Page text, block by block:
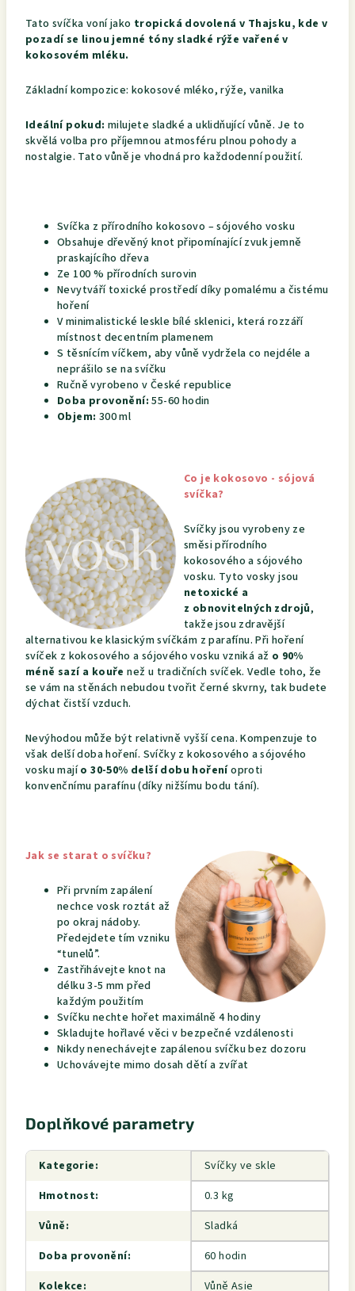
Tato svíčka voní jako tropická dovolená v Thajsku, kde v
pozadí se linou jemné tóny sladké rýže vařené v
kokosovém mléku.
Základní kompozice:kokosové mléko, rýže, vanilka
Ideální pokud: milujete sladké a uklidňující vůně. Je to
skvělá volba pro příjemnou atmosféru plnou pohody a
nostalgie. Tato vůně je vhodná pro každodenní použití.
Svíčka z přírodního kokosovo – sójového vosku
Obsahuje dřevěný knot připomínající zvuk jemně
praskajícího dřeva
Ze 100 % přírodních surovin
Nevytváří toxické prostředí díky pomalému a čistému
hoření
V minimalistické leskle bílé sklenici, která rozzáří
místnost decentním plamenem
S těsnícím víčkem, aby vůně vydržela co nejdéle a
neprášilo se na svíčku
Ručně vyrobeno v České republice
Doba provonění: 55-60 hodin
Objem: 300ml
Co je kokosovo - sójová
svíčka?
Svíčky jsou vyrobeny ze
směsi přírodního
kokosového a sójového
vosku. Tyto vosky jsou
netoxické a
z obnovitelných zdrojů,
takže jsou zdravější
alternativou ke klasickým svíčkám z parafínu. Při hoření
svíček z kokosového a sójového vosku vzniká až o 90%
méně sazí a kouře než u tradičních svíček. Vedle toho, že
se vám na stěnách nebudou tvořit černé skvrny, tak budete
dýchat čistší vzduch.
Nevýhodou může být relativně vyšší cena. Kompenzuje to
však delší doba hoření. Svíčky z kokosového a sójového
vosku majío 30-50% delší dobu hořeníoproti
konvenčnímu parafínu (díky nižšímu bodu tání).
Jak se starat o svíčku?
Při prvním zapálení
nechce vosk roztát až
po okraj nádoby.
Předejdete tím vzniku
“tunelů”.
Zastřihávejte knot na
délku 3-5 mm před
každým použitím
Svíčku nechte hořet maximálně 4 hodiny
Skladujte hořlavé věci v bezpečné vzdálenosti
Nikdy nenechávejte zapálenou svíčku bez dozoru
Uchovávejte mimo dosah dětí a zvířat
Doplňkové parametry
Kategorie:
Svíčky ve skle
Hmotnost:
0.3 kg
Vůně:
Sladká
Doba provonění:
60 hodin
Kolekce: Vůně Asie